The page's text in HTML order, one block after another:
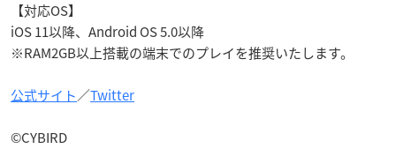
【対応OS】
iOS 11以降、Android OS 5.0以降
※RAM2GB以上搭載の端末でのプレイを推奨いたします。
公式サイト／Twitter
©CYBIRD